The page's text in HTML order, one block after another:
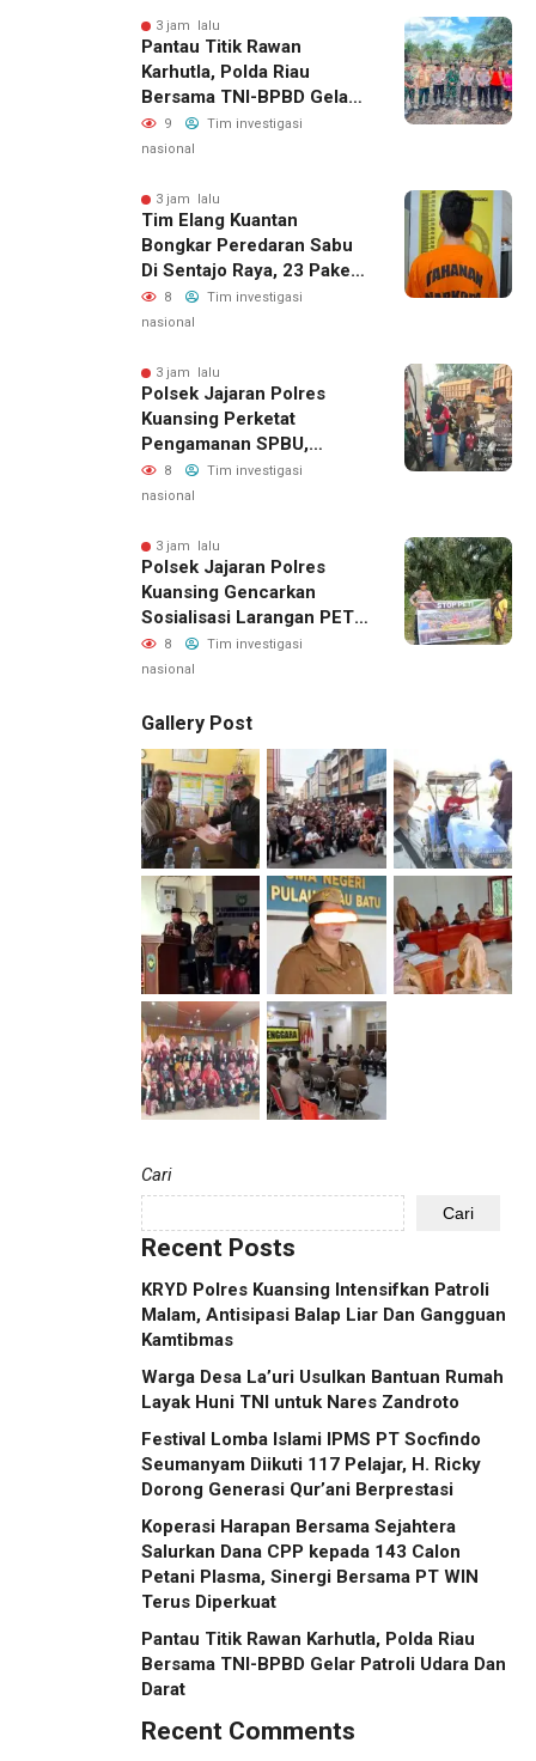
PT WIN Terus Diperkuat
3 jam lalu
Pantau Titik Rawan
Karhutla, Polda Riau
Bersama TNI-BPBD Gelar
Patroli Udara Dan Darat
9
Tim investigasi
nasional
3 jam lalu
Tim Elang Kuantan
Bongkar Peredaran Sabu
Di Sentajo Raya, 23 Paket
Diamankan
8
Tim investigasi
nasional
3 jam lalu
Polsek Jajaran Polres
Kuansing Perketat
Pengamanan SPBU,
Antisipasi Antrean Dan
Penyelewengan BBM
8
Tim investigasi
nasional
3 jam lalu
Polsek Jajaran Polres
Kuansing Gencarkan
Sosialisasi Larangan PETI,
Jaga Lingkungan Dan
Masa Depan Generasi
8
Tim investigasi
nasional
Gallery Post
Cari
Cari
Recent Posts
KRYD Polres Kuansing Intensifkan Patroli
Malam, Antisipasi Balap Liar Dan Gangguan
Kamtibmas
Warga Desa La’uri Usulkan Bantuan Rumah
Layak Huni TNI untuk Nares Zandroto
Festival Lomba Islami IPMS PT Socfindo
Seumanyam Diikuti 117 Pelajar, H. Ricky
Dorong Generasi Qur’ani Berprestasi
Koperasi Harapan Bersama Sejahtera
Salurkan Dana CPP kepada 143 Calon
Petani Plasma, Sinergi Bersama PT WIN
Terus Diperkuat
Pantau Titik Rawan Karhutla, Polda Riau
Bersama TNI-BPBD Gelar Patroli Udara Dan
Darat
Recent Comments